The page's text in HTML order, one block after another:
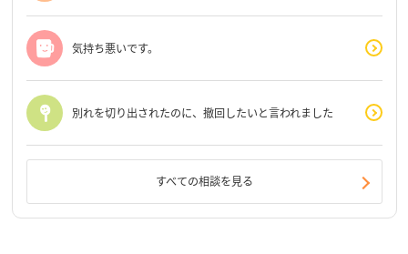
気持ち悪いです。
別れを切り出されたのに、撤回したいと言われました
すべての相談を見る